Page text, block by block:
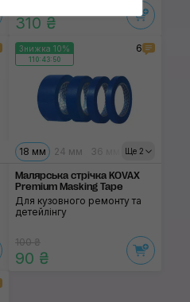
310 ₴
Знижка 10%
110:43:50
6
Ще 2
18 мм 24 мм 36 мм 48 мм
Малярська стрічка KOVAX
Premium Masking Tape
Для кузовного ремонту та
детейлінгу
100 ₴
90 ₴